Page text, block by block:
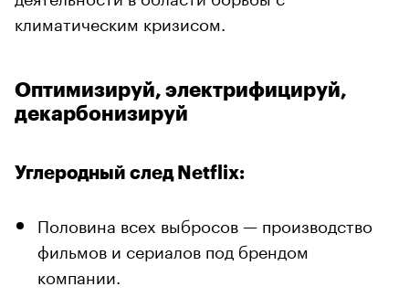
климатическим кризисом.
Оптимизируй, электрифицируй,
декарбонизируй
Углеродный след Netflix:
Половина всех выбросов — производство
фильмов и сериалов под брендом
компании.